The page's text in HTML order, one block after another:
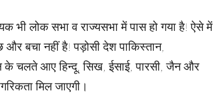
भी लोक सभा व राज्यसभा में पास हो गया है! ऐसे में
और बचा नहीं है! पड़ोसी देश पाकिस्तान,
के चलते आए हिन्दू, सिख, ईसाई, पारसी, जैन और
मिल जाएगी।